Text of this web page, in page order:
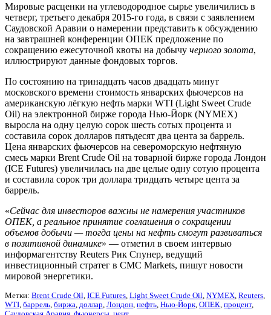
Мировые расценки на углеводородное сырье увеличились в
четверг, третьего декабря 2015-го года, в связи с заявлением
Саудовской Аравии о намерении представить к обсуждению
на завтрашней конференции ОПЕК предложение по
сокращению ежесуточной квоты на добычу черного золота,
иллюстрируют данные фондовых торгов.
По состоянию на тринадцать часов двадцать минут
московского времени стоимость январских фьючерсов на
американскую лёгкую нефть марки WTI (Light Sweet Crude
Oil) на электронной бирже города Нью-Йорк (NYMEX)
выросла на одну целую сорок шесть сотых процента и
составила сорок долларов пятьдесят два цента за баррель.
Цена январских фьючерсов на североморскую нефтяную
смесь марки Brent Crude Oil на товарной бирже города Лондон
(ICE Futures) увеличилась на две целые одну сотую процента
и составила сорок три доллара тридцать четыре цента за
баррель.
«Сейчас для инвесторов важны не намерения участников
ОПЕК, а реальное принятие соглашения о сокращении
объемов добычи — тогда цены на нефть смогут развиваться
в позитивной динамике» — отметил в своем интервью
информагентству Reuters Рик Спунер, ведущий
инвестиционный стратег в CMC Markets, пишут новости
мировой энергетики.
Метки: Brent Crude Oil, ICE Futures, Light Sweet Crude Oil, NYMEX, Reuters,
WTI, баррель, биржа, доллар, Лондон, нефть, Нью-Йорк, ОПЕК, процент,